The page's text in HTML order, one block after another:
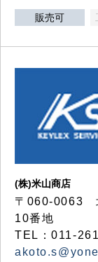
販売可
(株)米山商店
〒060-0063
10番地
TEL：011-